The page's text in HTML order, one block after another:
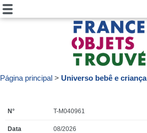
Página principal Universo bebê e criança
T-M040961
08/2026